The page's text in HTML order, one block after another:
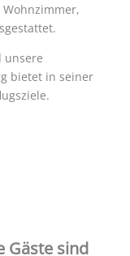
unsere
bietet in seiner
Gäste sind